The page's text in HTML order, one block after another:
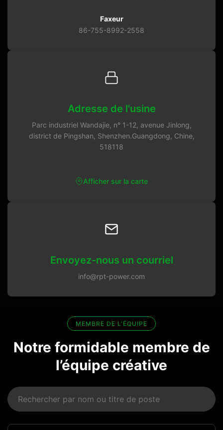
Faxeur
86-755-8992-2558
Adresse de l'usine
Parc industriel Wandajie, n° 1-12, avenue Jinlong,
district de Pingshan, Shenzhen.Guangdong, Chine,
518118
Afficher sur la carte
Envoyez-nous un courriel
info@rpt-power.com
MEMBRE DE L'ÉQUIPE
Notre formidable membre de
l’équipe créative